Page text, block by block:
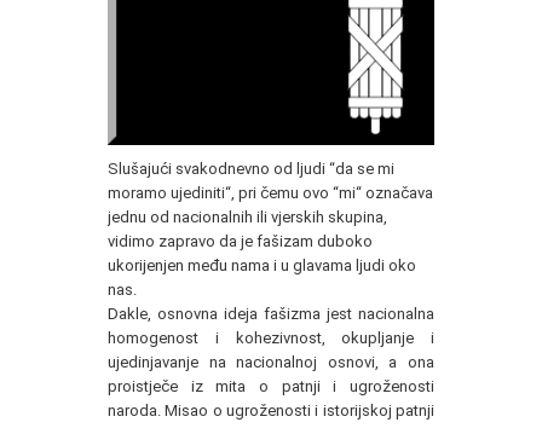
Slušajući svakodnevno od ljudi “da se mi
moramo ujediniti“, pri čemu ovo “mi“ označava
jednu od nacionalnih ili vjerskih skupina,
vidimo zapravo da je fašizam duboko
ukorijenjen među nama i u glavama ljudi oko
nas.
Dakle, osnovna ideja fašizma jest nacionalna
homogenost i kohezivnost, okupljanje i
ujedinjavanje na nacionalnoj osnovi, a ona
proistječe iz mita o patnji i ugroženosti
naroda. Misao o ugroženosti i istorijskoj patnji